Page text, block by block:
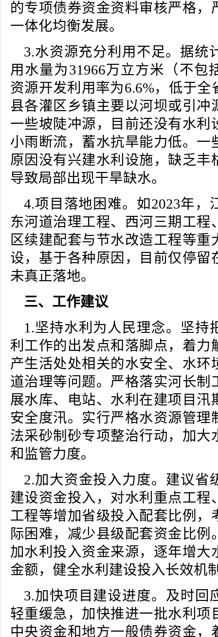
的专项债券资金资料审核严格，
一体化均衡发展。
3.水资源充分利用不足。据统
用水量为31966万立方米（不包
资源开发利用率为6.6%，低于全
县各灌区乡镇主要以河坝或引冲
一些坡陡冲源，目前还没有水利
小雨断流，蓄水抗旱能力低。一
原因没有兴建水利设施，缺乏丰
导致局部出现干旱缺水。
4.项目落地困难。如2023年，
东河道治理工程、西河三期工程
区续建配套与节水改造工程等重
设，基于各种原因，目前仅停留
未真正落地。
三、工作建议
1.坚持水利为人民理念。坚持
利工作的出发点和落脚点，着力
产生活处处相关的水安全、水环
道治理等问题。严格落实河长制
展水库、电站、水利在建项目汛
安全度汛。实行严格水资源管理
法采砂制砂专项整治行动，加大
和监管力度。
2.加大资金投入力度。建议省
建设资金投入，对水利重点工程
工程等增加省级投入配套比例，
际困难，减少县级配套资金比例
加水利投入资金来源，逐年增大
金额，健全水利建设投入长效机
3.加快项目建设进度。及时回
轻重缓急，加快推进一批水利项
中央资金和地方一般债券资金，